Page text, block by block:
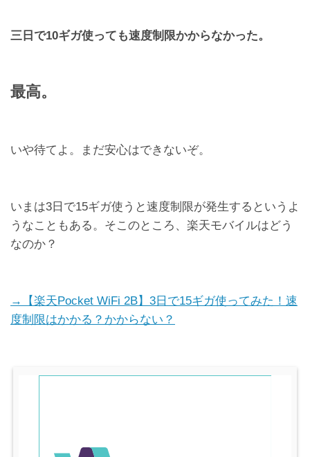
三日で10ギガ使っても速度制限かからなかった。
最高。
いや待てよ。まだ安心はできないぞ。
いまは3日で15ギガ使うと速度制限が発生するというよ
うなこともある。そこのところ、楽天モバイルはどう
なのか？
→【楽天Pocket WiFi 2B】3日で15ギガ使ってみた！速
度制限はかかる？かからない？